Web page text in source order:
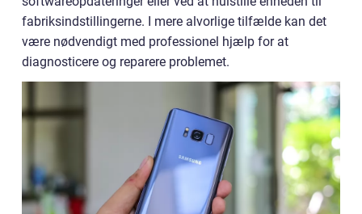
fabriksindstillingerne. I mere alvorlige tilfælde kan det
være nødvendigt med professionel hjælp for at
diagnosticere og reparere problemet.